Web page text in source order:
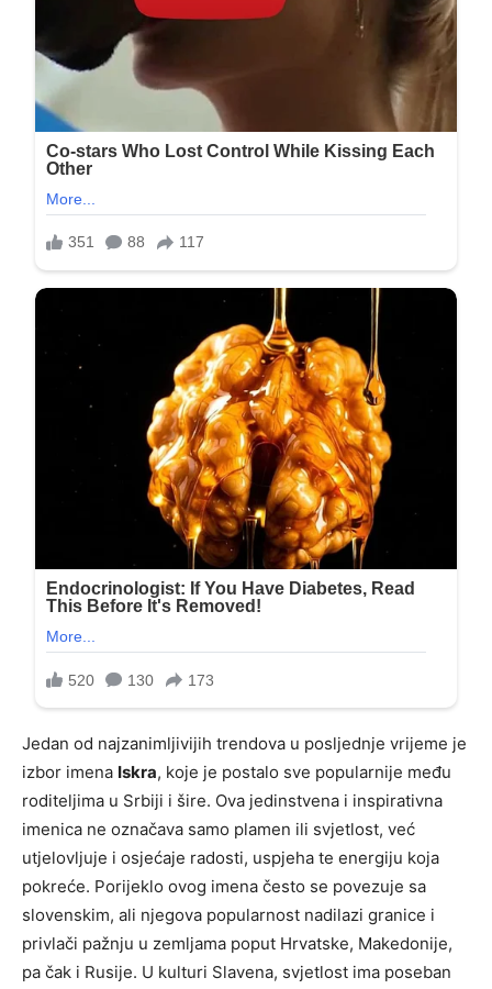
Jedan od najzanimljivijih trendova u posljednje vrijeme je
izbor imena Iskra, koje je postalo sve popularnije među
roditeljima u Srbiji i šire. Ova jedinstvena i inspirativna
imenica ne označava samo plamen ili svjetlost, već
utjelovljuje i osjećaje radosti, uspjeha te energiju koja
pokreće. Porijeklo ovog imena često se povezuje sa
slovenskim, ali njegova popularnost nadilazi granice i
privlači pažnju u zemljama poput Hrvatske, Makedonije,
pa čak i Rusije. U kulturi Slavena, svjetlost ima poseban